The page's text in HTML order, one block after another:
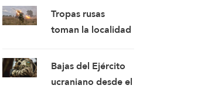
Tropas rusas
toman la localidad
Bajas del Ejército
ucraniano desde el